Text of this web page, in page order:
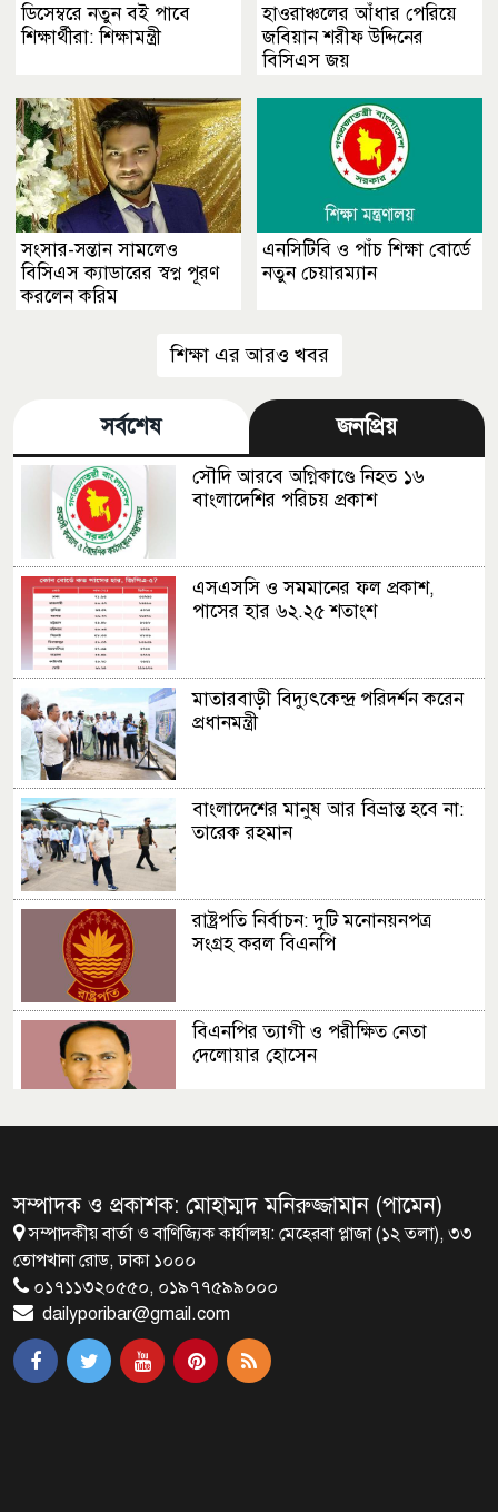
ডিসেম্বরে নতুন বই পাবে
শিক্ষার্থীরা: শিক্ষামন্ত্রী
হাওরাঞ্চলের আঁধার পেরিয়ে
জবিয়ান শরীফ উদ্দিনের
বিসিএস জয়
সংসার-সন্তান সামলেও
বিসিএস ক্যাডারের স্বপ্ন পূরণ
করলেন করিম
এনসিটিবি ও পাঁচ শিক্ষা বোর্ডে
নতুন চেয়ারম্যান
শিক্ষা এর আরও খবর
সর্বশেষ জনপ্রিয়
সৌদি আরবে অগ্নিকাণ্ডে নিহত ১৬
বাংলাদেশির পরিচয় প্রকাশ
এসএসসি ও সমমানের ফল প্রকাশ,
পাসের হার ৬২.২৫ শতাংশ
মাতারবাড়ী বিদ্যুৎকেন্দ্র পরিদর্শন করেন
প্রধানমন্ত্রী
বাংলাদেশের মানুষ আর বিভ্রান্ত হবে না:
তারেক রহমান
রাষ্ট্রপতি নির্বাচন: দুটি মনোনয়নপত্র
সংগ্রহ করল বিএনপি
বিএনপির ত্যাগী ও পরীক্ষিত নেতা
দেলোয়ার হোসেন
মির্জা ফখরুলই হচ্ছেন বঙ্গভবনের নতুন
বাসিন্দা!
সেপ্টেম্বরে যুক্তরাষ্ট্র যাচ্ছেন প্রধানমন্ত্রী
তারেক রহমান
সম্পাদক ও প্রকাশক: মোহাম্মদ মনিরুজ্জামান (পামেন)
সম্পাদকীয় বার্তা ও বাণিজ্যিক কার্যালয়: মেহেরবা প্লাজা (১২ তলা), ৩৩
তোপখানা রোড, ঢাকা ১০০০
০১৭১১৩২০৫৫০, ০১৯৭৭৫৯৯০০০
dailyporibar@gmail.com